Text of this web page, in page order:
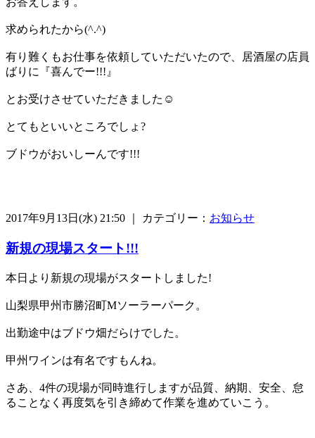
求められたから(^.^)
有り難くもお仕事を依頼していただいたので、居酒屋の店員
ばりに『喜んでー!!!』
とお受けさせていただきました☺️
とてもといいところでしょ?
ブドウがおいしーんです!!!
2017年9月13日(水) 21:50 ｜ カテゴリー： お知らせ
新規の現場スタート!!!
本日より新規の現場がスタートしました!
山梨県甲州市勝沼町Mソーラーパーク。
出勤途中はブドウ畑だらけでした。
甲州ワインは有名ですもんね。
さあ、4件の現場が同時進行しますが品質、納期、安全、怠
ることなく再度気を引き締めて作業を進めていこう。